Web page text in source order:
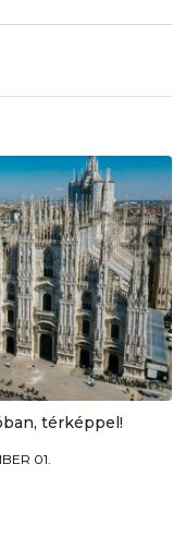
térképpel!
01.